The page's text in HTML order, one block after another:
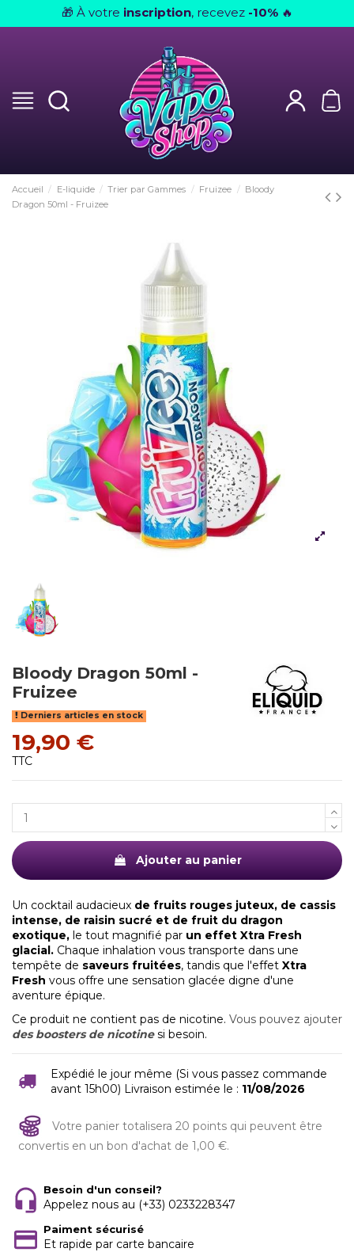
🎁 À votre inscription, recevez -10% 🔥
Accueil E-liquide Trier par Gammes Fruizee
Bloody
Dragon 50ml - Fruizee
Bloody Dragon 50ml -
Fruizee
Derniers articles en stock
19,90 €
TTC
Ajouter au panier
Un cocktail audacieux de fruits rouges juteux, de cassis
intense, de raisin sucré et de fruit du dragon
exotique, le tout magnifié par un effet Xtra Fresh
glacial. Chaque inhalation vous transporte dans une
tempête de saveurs fruitées, tandis que l'effet Xtra
Fresh vous offre une sensation glacée digne d'une
aventure épique.
Ce produit ne contient pas de nicotine. Vous pouvez ajouter
des boosters de nicotine si besoin.
Expédié le jour même (Si vous passez commande
avant 15h00) Livraison estimée le : 11/08/2026
Votre panier totalisera 20 points qui peuvent être
convertis en un bon d'achat de 1,00 €.
Besoin d'un conseil?
Appelez nous au (+33) 0233228347
Paiment sécurisé
Et rapide par carte bancaire